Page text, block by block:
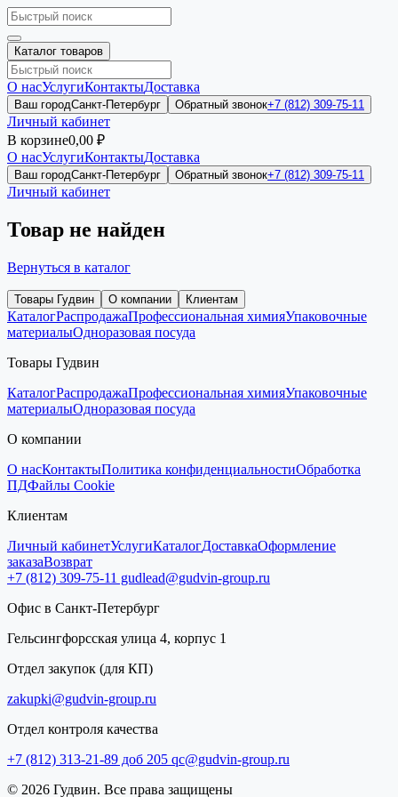
Каталог товаров
О насУслугиКонтактыДоставка
Ваш городСанкт-Петербург Обратный звонок+7 (812) 309-75-11
Личный кабинет
В корзине0,00 ₽
О насУслугиКонтактыДоставка
Ваш городСанкт-Петербург Обратный звонок+7 (812) 309-75-11
Личный кабинет
Товар не найден
Вернуться в каталог
Товары Гудвин О компании Клиентам
КаталогРаспродажаПрофессиональная химияУпаковочные
материалыОдноразовая посуда
Товары Гудвин
КаталогРаспродажаПрофессиональная химияУпаковочные
материалыОдноразовая посуда
О компании
О насКонтактыПолитика конфиденциальностиОбработка
ПДФайлы Cookie
Клиентам
Личный кабинетУслугиКаталогДоставкаОформление
заказаВозврат
+7 (812) 309-75-11 gudlead@gudvin-group.ru
Офис в Санкт-Петербург
Гельсингфорсская улица 4, корпус 1
Отдел закупок (для КП)
zakupki@gudvin-group.ru
Отдел контроля качества
+7 (812) 313-21-89 доб 205 qc@gudvin-group.ru
© 2026 Гудвин. Все права защищены